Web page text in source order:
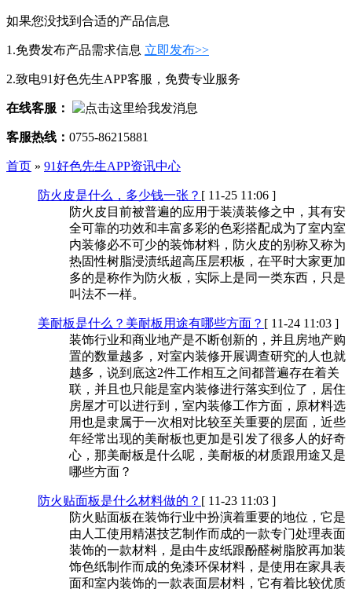
如果您没找到合适的产品信息
1.免费发布产品需求信息 立即发布>>
2.致电91好色先生APP客服，免费专业服务
在线客服：
客服热线： 0755-86215881
首页 » 91好色先生APP资讯中心
防火皮是什么，多少钱一张？ [ 11-25 11:06 ]
防火皮目前被普遍的应用于装潢装修之中，其有安
全可靠的功效和丰富多彩的色彩搭配成为了室内室
内装修必不可少的装饰材料，防火皮的别称又称为
热固性树脂浸渍纸超高压层积板，在平时大家更加
多的是称作为防火板，实际上是同一类东西，只是
叫法不一样。
美耐板是什么？美耐板用途有哪些方面？ [ 11-24 11:03 ]
装饰行业和商业地产是不断创新的，并且房地产购
置的数量越多，对室内装修开展调查研究的人也就
越多，说到底这2件工作相互之间都普遍存在着关
联，并且也只能是室内装修进行落实到位了，居住
房屋才可以进行到，室内装修工作方面，原材料选
用也是隶属于一次相对比较至关重要的层面，近些
年经常出现的美耐板也更加是引发了很多人的好奇
心，那美耐板是什么呢，美耐板的材质跟用途又是
哪些方面？
防火贴面板是什么材料做的？ [ 11-23 11:03 ]
防火贴面板在装饰行业中扮演着重要的地位，它是
由人工使用精湛技艺制作而成的一款专门处理表面
装饰的一款材料，是由牛皮纸跟酚醛树脂胶再加装
饰色纸制作而成的免漆环保材料，是使用在家具表
面和室内装饰的一款表面层材料，它有着比较优质